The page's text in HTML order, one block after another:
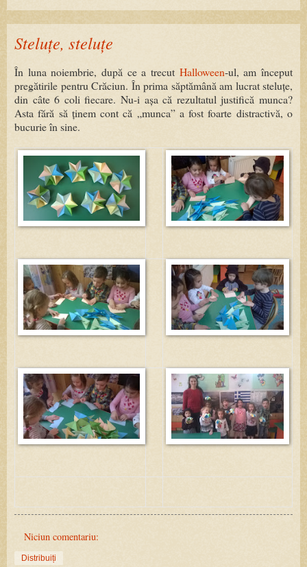
Steluțe, steluțe
În luna noiembrie, după ce a trecut Halloween-ul, am început
pregătirile pentru Crăciun. În prima săptămână am lucrat steluțe,
din câte 6 coli fiecare. Nu-i așa că rezultatul justifică munca?
Asta fără să ținem cont că „munca” a fost foarte distractivă, o
bucurie în sine.
Niciun comentariu:
Distribuiți